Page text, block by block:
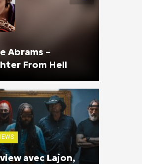
Abrams –
From Hell
avec Lajon,